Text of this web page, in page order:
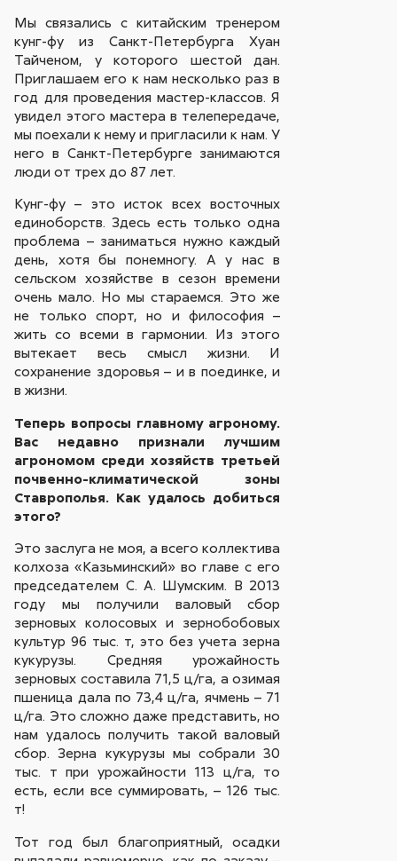
Мы связались с китайским тренером
кунг-фу из Санкт-Петербурга Хуан
Тайченом, у которого шестой дан.
Приглашаем его к нам несколько раз в
год для проведения мастер-классов. Я
увидел этого мастера в телепередаче,
мы поехали к нему и пригласили к нам. У
него в Санкт-Петербурге занимаются
люди от трех до 87 лет.
Кунг-фу – это исток всех восточных
единоборств. Здесь есть только одна
проблема – заниматься нужно каждый
день, хотя бы понемногу. А у нас в
сельском хозяйстве в сезон времени
очень мало. Но мы стараемся. Это же
не только спорт, но и философия –
жить со всеми в гармонии. Из этого
вытекает весь смысл жизни. И
сохранение здоровья – и в поединке, и
в жизни.
Теперь вопросы главному агроному.
Вас недавно признали лучшим
агрономом среди хозяйств третьей
почвенно-климатической зоны
Ставрополья. Как удалось добиться
этого?
Это заслуга не моя, а всего коллектива
колхоза «Казьминский» во главе с его
председателем С. А. Шумским. В 2013
году мы получили валовый сбор
зерновых колосовых и зернобобовых
культур 96 тыс. т, это без учета зерна
кукурузы. Средняя урожайность
зерновых составила 71,5 ц/га, а озимая
пшеница дала по 73,4 ц/га, ячмень – 71
ц/га. Это сложно даже представить, но
нам удалось получить такой валовый
сбор. Зерна кукурузы мы собрали 30
тыс. т при урожайности 113 ц/га, то
есть, если все суммировать, – 126 тыс.
т!
Тот год был благоприятный, осадки